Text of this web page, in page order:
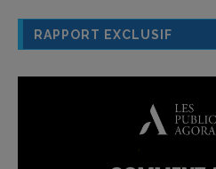
RAPPORT EXCLUSIF